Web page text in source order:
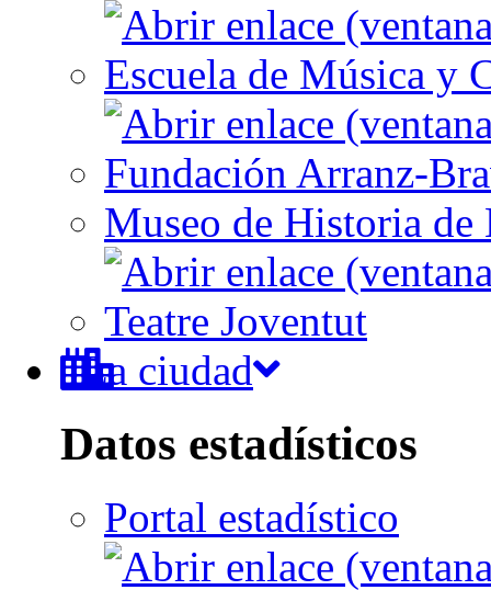
Escuela de Música y
Fundación Arranz-
Museo de Historia de
Teatre Joventut
La ciudad
Datos estadísticos
Portal estadístico